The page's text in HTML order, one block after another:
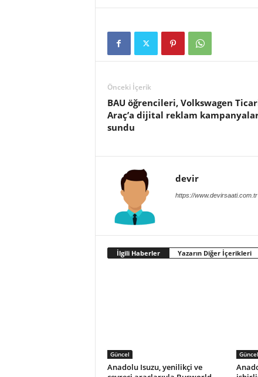
Önceki İçerik
BAU öğrencileri, Volkswagen
Araç’a dijital reklam
sundu
devir
https://www.devirsaati.com.tr
İlgili Haberler Yazarın Diğer İçerikleri
Güncel
Anadolu Isuzu, yenilikçi ve
Güncel